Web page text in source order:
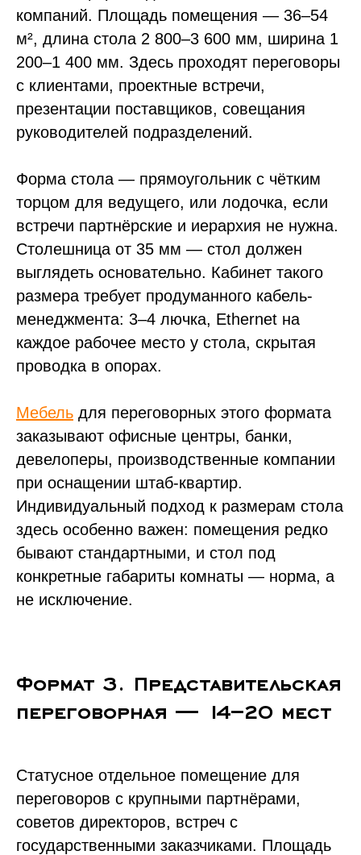
компаний. Площадь помещения — 36–54
м², длина стола 2 800–3 600 мм, ширина 1
200–1 400 мм. Здесь проходят переговоры
с клиентами, проектные встречи,
презентации поставщиков, совещания
руководителей подразделений.
Форма стола — прямоугольник с чётким
торцом для ведущего, или лодочка, если
встречи партнёрские и иерархия не нужна.
Столешница от 35 мм — стол должен
выглядеть основательно. Кабинет такого
размера требует продуманного кабель-
менеджмента: 3–4 лючка, Ethernet на
каждое рабочее место у стола, скрытая
проводка в опорах.
Мебель для переговорных этого формата
заказывают офисные центры, банки,
девелоперы, производственные компании
при оснащении штаб-квартир.
Индивидуальный подход к размерам стола
здесь особенно важен: помещения редко
бывают стандартными, и стол под
конкретные габариты комнаты — норма, а
не исключение.
Формат 3. Представительская
переговорная — 14–20 мест
Статусное отдельное помещение для
переговоров с крупными партнёрами,
советов директоров, встреч с
государственными заказчиками. Площадь